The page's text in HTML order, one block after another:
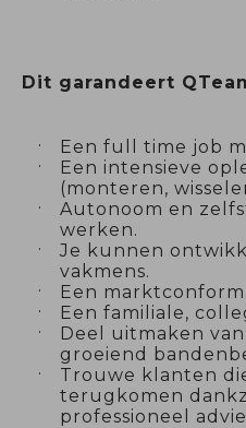
Dit garandeert
Een full time job
Een intensieve
(monteren,
Autonoom en
werken.
Je kunnen
vakmens.
Een
Een familiale,
Deel uitmaken
groeiend
Trouwe klanten
terugkomen
professioneel